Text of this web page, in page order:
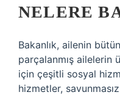
NELERE
Bakanlık, ailenin
parçalanmış ailelerin
için çeşitli sosyal
hizmetler,